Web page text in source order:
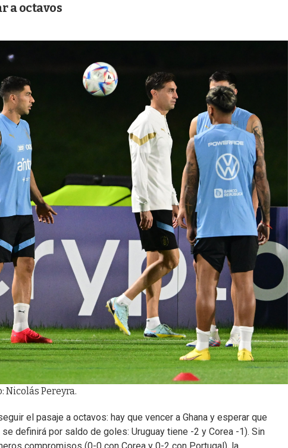
a octavos
Nicolás Pereyra.
el pasaje a octavos: hay que vencer a Ghana y esperar que
definirá por saldo de goles: Uruguay tiene -2 y Corea -1). Sin